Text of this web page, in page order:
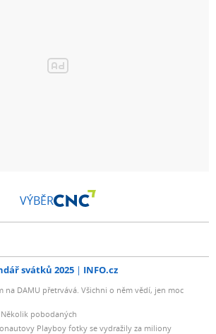
VÝBĚR
svátků 2025 INFO.cz
na DAMU přetrvává. Všichni o něm vědí, jen moc
pobodaných
Playboy fotky se vydražily za miliony